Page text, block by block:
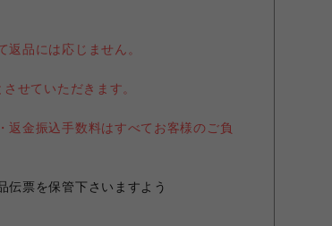
品には応じません。
せていただきます。
返金振込手数料はすべてお客様のご負
伝票を保管下さいますよう